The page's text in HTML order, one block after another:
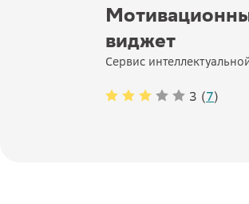
виджет
Сервис
3 (7)